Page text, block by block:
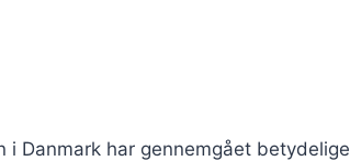
i Danmark har gennemgået betydelige